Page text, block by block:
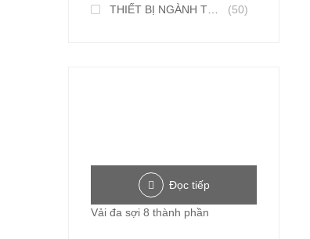
THIẾT BỊ NGÀNH THỰC PHẨM
(50)
Đọc tiếp
Vải đa sợi 8 thành phần